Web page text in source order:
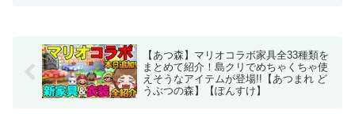
【あつ森】マリオコラボ家具全33種類を
まとめて紹介！島クリでめちゃくちゃ使
えそうなアイテムが登場!!【あつまれ ど
うぶつの森】【ぽんすけ】